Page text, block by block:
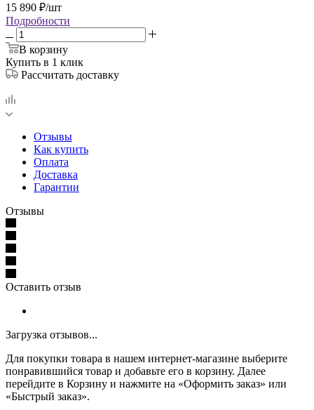
15 890 ₽/шт
Подробности
В корзину
Купить в 1 клик
Рассчитать доставку
Отзывы
Как купить
Оплата
Доставка
Гарантии
Отзывы
Оставить отзыв
Загрузка отзывов...
Для покупки товара в нашем интернет-магазине выберите
понравившийся товар и добавьте его в корзину. Далее
перейдите в Корзину и нажмите на «Оформить заказ» или
«Быстрый заказ».